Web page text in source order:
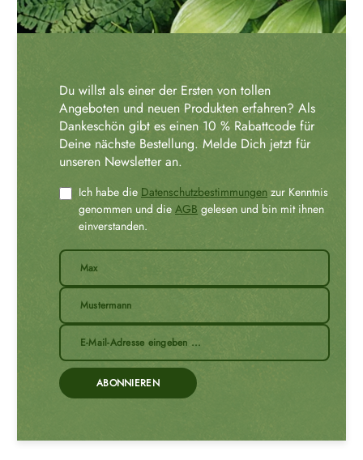
Du willst als einer der Ersten von tollen
Angeboten und neuen Produkten erfahren? Als
Dankeschön gibt es einen 10 % Rabattcode für
Deine nächste Bestellung. Melde Dich jetzt für
unseren Newsletter an.
Ich habe die Datenschutzbestimmungen zur Kenntnis
genommen und die AGB gelesen und bin mit ihnen
einverstanden.
ABONNIEREN